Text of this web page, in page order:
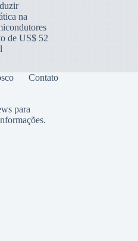
na
de US$ 52
Contato
para